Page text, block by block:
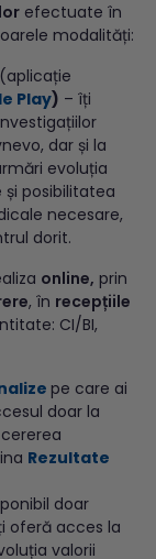
efectuate în
modalități:
(aplicație
Play) – îți
dar și la
evoluția
posibilitatea
necesare,
dorit.
online, prin
, în recepțiile
CI/BI,
pe care ai
doar la
Rezultate
doar
oferă acces la
valorii